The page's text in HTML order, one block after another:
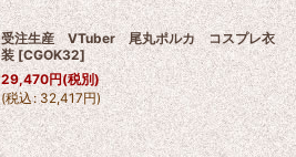
受注生産 VTuber 尾丸ポルカ コスプレ衣
装 [CGOK32]
29,470円(税別)
(税込: 32,417円)